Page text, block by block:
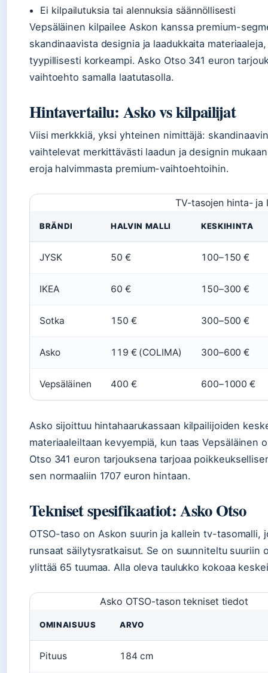
Ei kilpailutuksia tai alennuksia säännöllisesti
Vepsäläinen kilpailee Askon kanssa premium-
skandinaavista designia ja laadukkaita
tyypillisesti korkeampi. Asko Otso 341 euron
vaihtoehto samalla laatutasolla.
Hintavertailu: Asko vs kilpailijat
Viisi merkkkiä, yksi yhteinen nimittäjä:
vaihtelevat merkittävästi laadun ja designin
eroja halvimmasta premium-vaihtoehtoihin.
TV-tasojen hinta- ja
BRÄNDI HALVIN MALLI KESKIHINTA
JYSK 50 € 100–150 €
IKEA 60 € 150–300 €
Sotka 150 € 300–500 €
Asko 119 € (COLIMA) 300–600 €
Vepsäläinen 400 € 600–1000 €
Asko sijoittuu hintahaarukassaan kilpailijoiden
materiaaleiltaan kevyempiä, kun taas Vepsäläinen
Otso 341 euron tarjouksena tarjoaa
sen normaaliin 1707 euron hintaan.
Tekniset spesifikaatiot: Asko Otso
OTSO-taso on Askon suurin ja kallein tv-tasomalli,
runsaat säilytysratkaisut. Se on suunniteltu
ylittää 65 tuumaa. Alla oleva taulukko kokoaa
Asko OTSO-tason tekniset tiedot
OMINAISUUS ARVO
Pituus 184 cm